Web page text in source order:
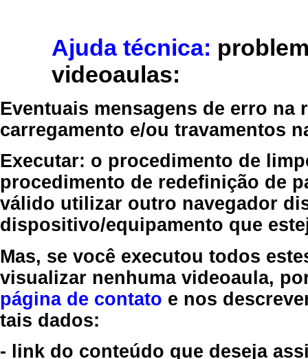
Ajuda técnica:
videoaulas:
Eventuais mensagens de erro
carregamento e/ou travamentos
Executar: o procedimento de
procedimento de redefinição de
válido utilizar outro navegador
dispositivo/equipamento que
Mas, se você executou todos
visualizar nenhuma videoaula,
página de contato e nos
tais dados:
- link do conteúdo que deseja